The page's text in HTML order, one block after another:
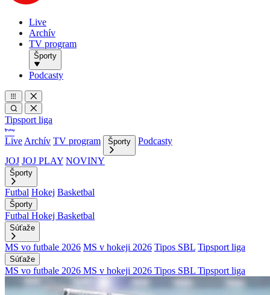
Live
Archív
TV program
Športy
Podcasty
Tipsport liga
Live Archív TV program Športy
Podcasty
JOJ JOJ PLAY NOVINY
Športy
Futbal Hokej Basketbal
Športy
Futbal Hokej Basketbal
Súťaže
MS vo futbale 2026 MS v hokeji 2026 Tipos SBL Tipsport liga
Súťaže
MS vo futbale 2026 MS v hokeji 2026 Tipos SBL Tipsport liga